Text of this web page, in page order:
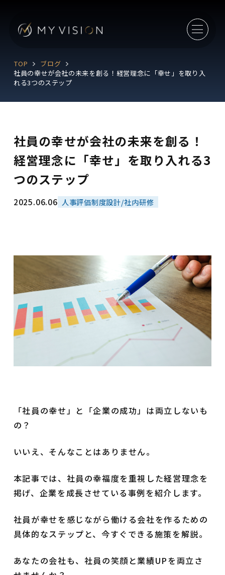
TOP
ブログ
社員の幸せが会社の未来を創る！経営理念に「幸せ」を取り入
れる3つのステップ
社員の幸せが会社の未来を創る！
経営理念に「幸せ」を取り入れる3
つのステップ
2025.06.06 人事評価制度設計/社内研修
「社員の幸せ」と「企業の成功」は両立しないも
の？
いいえ、そんなことはありません。
本記事では、社員の幸福度を重視した経営理念を
掲げ、企業を成長させている事例を紹介します。
社員が幸せを感じながら働ける会社を作るための
具体的なステップと、今すぐできる施策を解説。
あなたの会社も、社員の笑顔と業績UPを両立さ